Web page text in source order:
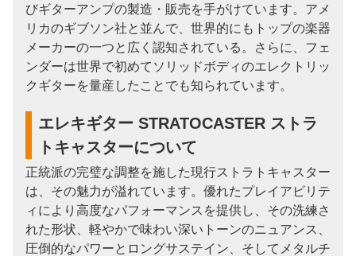
びギターアンプの製造・販売を手がけています。アメ
リカのギブソン社と並んで、世界的にもトップの楽器
メーカーの一つと広く認知されている。さらに、フェ
ンダーは世界で初めてソリッドボディのエレクトリッ
クギターを量産したことでも知られています。
エレキギター STRATOCASTER ストラ
トキャスターについて
正統派の完璧な調整を施した現行ストラトキャスター
は、その魅力が溢れています。優れたプレイアビリテ
ィにより高度なパフォーマンスを提供し、その洗練さ
れた形状、軽やかで味わい深いトーンのニュアンス、
圧倒的なパワーとロングサステイン、そしてメタルチ